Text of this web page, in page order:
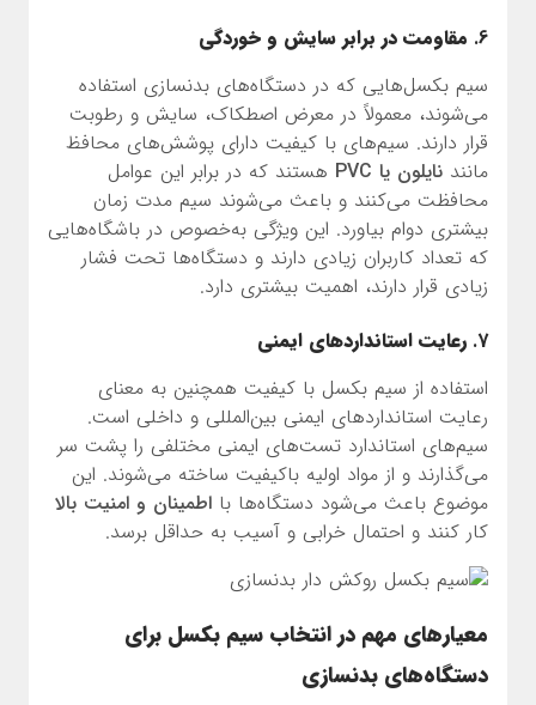
6. مقاومت در برابر سایش و خوردگی
سیم بکسل‌هایی که در دستگاه‌های بدنسازی استفاده
می‌شوند، معمولاً در معرض اصطکاک، سایش و رطوبت
قرار دارند. سیم‌های با کیفیت دارای پوشش‌های محافظ
مانند نایلون یا PVC
هستند که در برابر این عوامل
محافظت می‌کنند و باعث می‌شوند سیم مدت زمان
بیشتری دوام بیاورد. این ویژگی به‌خصوص در باشگاه‌هایی
که تعداد کاربران زیادی دارند و دستگاه‌ها تحت فشار
زیادی قرار دارند، اهمیت بیشتری دارد.
7. رعایت استانداردهای ایمنی
استفاده از سیم بکسل با کیفیت همچنین به معنای
رعایت استانداردهای ایمنی بین‌المللی و داخلی است.
سیم‌های استاندارد تست‌های ایمنی مختلفی را پشت سر
می‌گذارند و از مواد اولیه باکیفیت ساخته می‌شوند. این
موضوع باعث می‌شود دستگاه‌ها با اطمینان و امنیت بالا
کار کنند و احتمال خرابی و آسیب به حداقل برسد.
معیارهای مهم در انتخاب سیم بکسل برای
دستگاه‌های بدنسازی